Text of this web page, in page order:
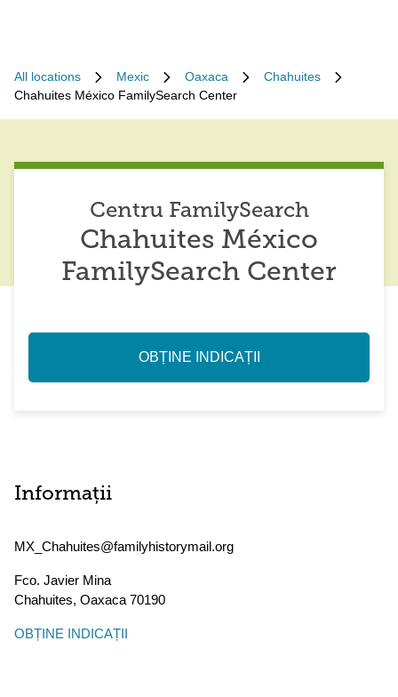
All locations Mexic Oaxaca
Chahuites
Chahuites México FamilySearch Center
Centru FamilySearch
Chahuites México
FamilySearch Center
OBȚINE INDICAȚII
Informații
MX_Chahuites@familyhistorymail.org
Fco. Javier Mina
Chahuites, Oaxaca 70190
OBȚINE INDICAȚII